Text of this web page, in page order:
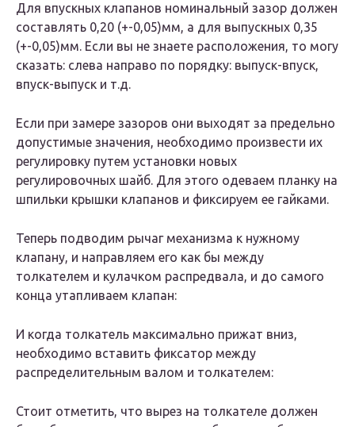
Для впускных клапанов номинальный зазор должен
составлять 0,20 (+-0,05)мм, а для выпускных 0,35
(+-0,05)мм. Если вы не знаете расположения, то могу
сказать: слева направо по порядку: выпуск-впуск,
впуск-выпуск и т.д.
Если при замере зазоров они выходят за предельно
допустимые значения, необходимо произвести их
регулировку путем установки новых
регулировочных шайб. Для этого одеваем планку на
шпильки крышки клапанов и фиксируем ее гайками.
Теперь подводим рычаг механизма к нужному
клапану, и направляем его как бы между
толкателем и кулачком распредвала, и до самого
конца утапливаем клапан:
И когда толкатель максимально прижат вниз,
необходимо вставить фиксатор между
распределительным валом и толкателем:
Стоит отметить, что вырез на толкателе должен